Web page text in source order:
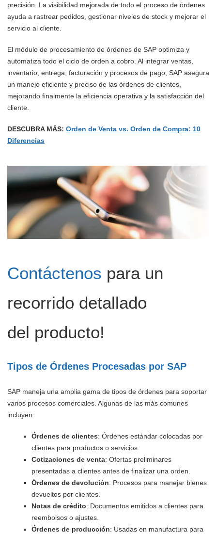
precisión. La visibilidad mejorada de todo el proceso de órdenes
ayuda a rastrear pedidos, gestionar niveles de stock y mejorar el
servicio al cliente.
El módulo de procesamiento de órdenes de SAP optimiza y
automatiza todo el ciclo de orden a cobro. Al integrar ventas,
inventario, entrega, facturación y procesos de pago, SAP asegura
un manejo eficiente y preciso de las órdenes de clientes,
mejorando finalmente la eficiencia operativa y la satisfacción del
cliente.
DESCUBRA MÁS: Orden de Venta vs. Orden de Compra: 10
Diferencias
Contáctenos para un
recorrido detallado
del producto!
Tipos de Órdenes Procesadas por SAP
SAP maneja una amplia gama de tipos de órdenes para soportar
varios procesos comerciales. Algunas de las más comunes
incluyen:
Órdenes de clientes: Órdenes estándar colocadas por
clientes para productos o servicios.
Cotizaciones de venta: Ofertas preliminares
presentadas a clientes antes de finalizar una orden.
Órdenes de devolución: Procesos para manejar bienes
devueltos por clientes.
Notas de crédito: Documentos emitidos a clientes para
reembolsos o ajustes.
Órdenes de producción: Usadas en manufactura para